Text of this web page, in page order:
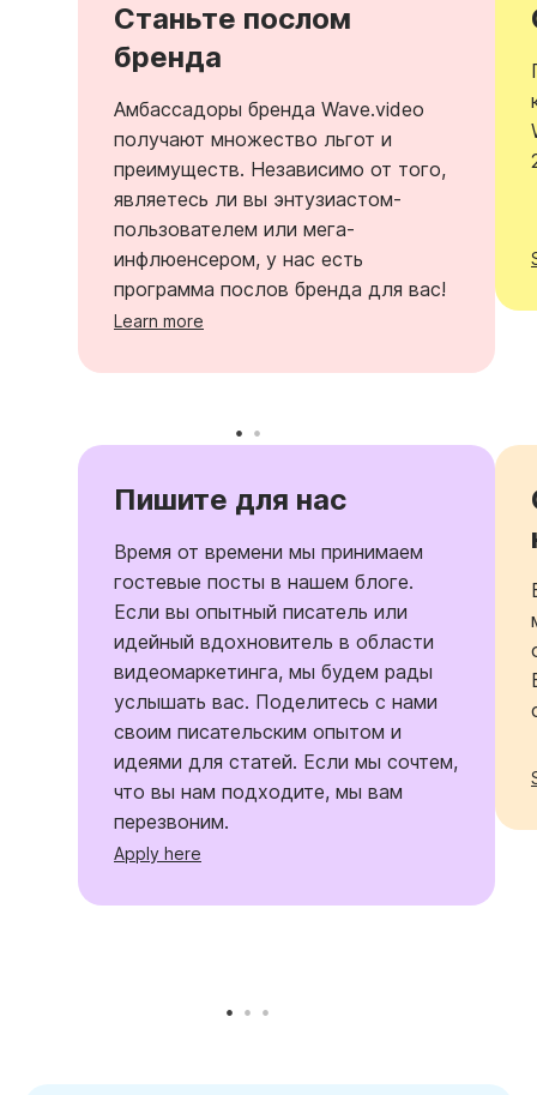
Станьте послом
бренда
Амбассадоры бренда Wave.video
получают множество льгот и
преимуществ. Независимо от того,
являетесь ли вы энтузиастом-
пользователем или мега-
инфлюенсером, у нас есть
программа послов бренда для вас!
Learn more
Пишите для нас
Время от времени мы принимаем
гостевые посты в нашем блоге.
Если вы опытный писатель или
идейный вдохновитель в области
видеомаркетинга, мы будем рады
услышать вас. Поделитесь с нами
своим писательским опытом и
идеями для статей. Если мы сочтем,
что вы нам подходите, мы вам
перезвоним.
Apply here